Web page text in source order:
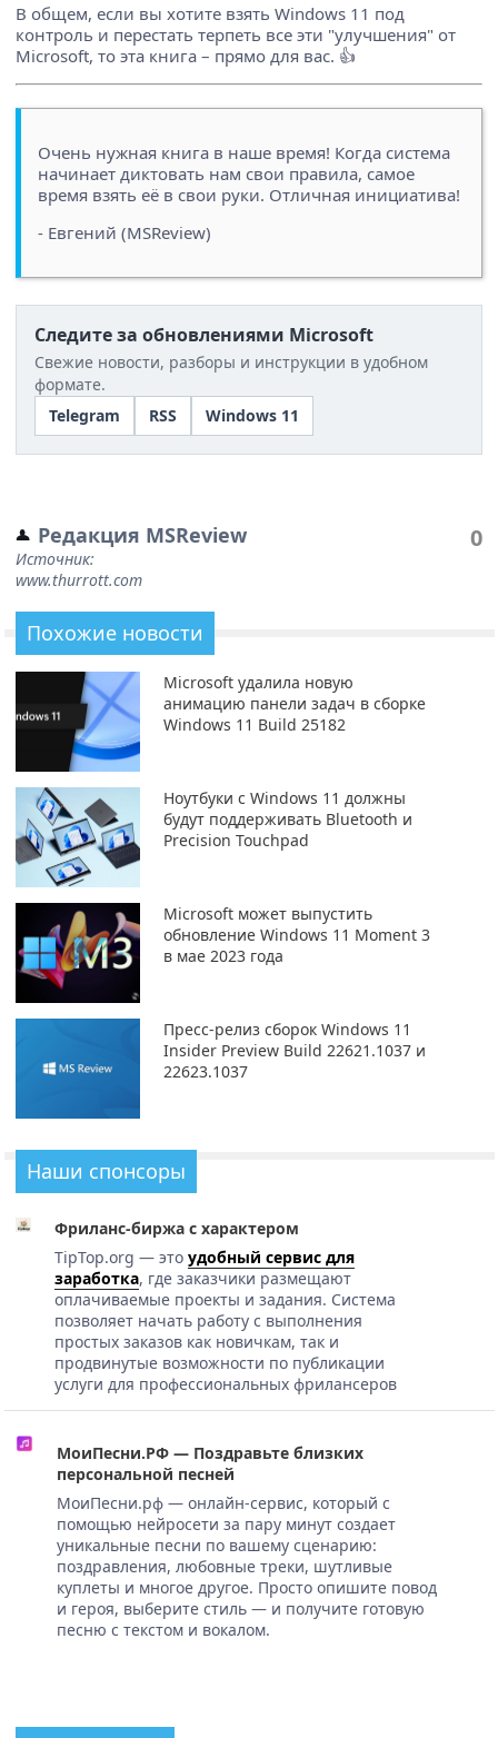
В общем, если вы хотите взять Windows 11 под
контроль и перестать терпеть все эти "улучшения" от
Microsoft, то эта книга – прямо для вас. 👍
Очень нужная книга в наше время! Когда система
начинает диктовать нам свои правила, самое
время взять её в свои руки. Отличная инициатива!
- Евгений (MSReview)
Следите за обновлениями Microsoft
Свежие новости, разборы и инструкции в удобном
формате.
Telegram
RSS Windows 11
Редакция MSReview
Источник:
www.thurrott.com
0
Похожие новости
Microsoft удалила новую
анимацию панели задач в сборке
Windows 11 Build 25182
Ноутбуки с Windows 11 должны
будут поддерживать Bluetooth и
Precision Touchpad
Microsoft может выпустить
обновление Windows 11 Moment 3
в мае 2023 года
Пресс-релиз сборок Windows 11
Insider Preview Build 22621.1037 и
22623.1037
Наши спонсоры
Фриланс-биржа с характером
TipTop.org — это удобный сервис для
заработка, где заказчики размещают
оплачиваемые проекты и задания. Система
позволяет начать работу с выполнения
простых заказов как новичкам, так и
продвинутые возможности по публикации
услуги для профессиональных фрилансеров
МоиПесни.РФ — Поздравьте близких
персональной песней
МоиПесни.рф — онлайн-сервис, который с
помощью нейросети за пару минут создает
уникальные песни по вашему сценарию:
поздравления, любовные треки, шутливые
куплеты и многое другое. Просто опишите повод
и героя, выберите стиль — и получите готовую
песню с текстом и вокалом.